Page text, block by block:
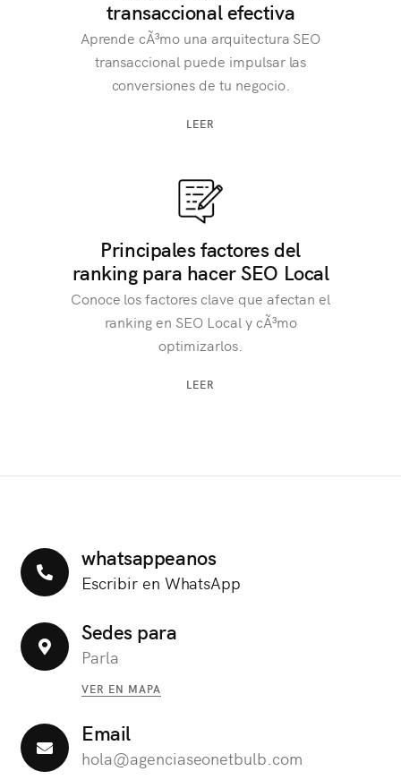
transaccional efectiva
Aprende cÃ³mo una arquitectura SEO
transaccional puede impulsar las
conversiones de tu negocio.
LEER
Principales factores del
ranking para hacer SEO Local
Conoce los factores clave que afectan el
ranking en SEO Local y cÃ³mo
optimizarlos.
LEER
whatsappeanos
Escribir en WhatsApp
Sedes para
Parla
VER EN MAPA
Email
hola@agenciaseonetbulb.com